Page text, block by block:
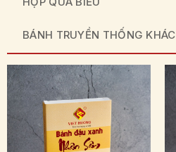
BÁNH TRUYỀN THỐNG KHÁC